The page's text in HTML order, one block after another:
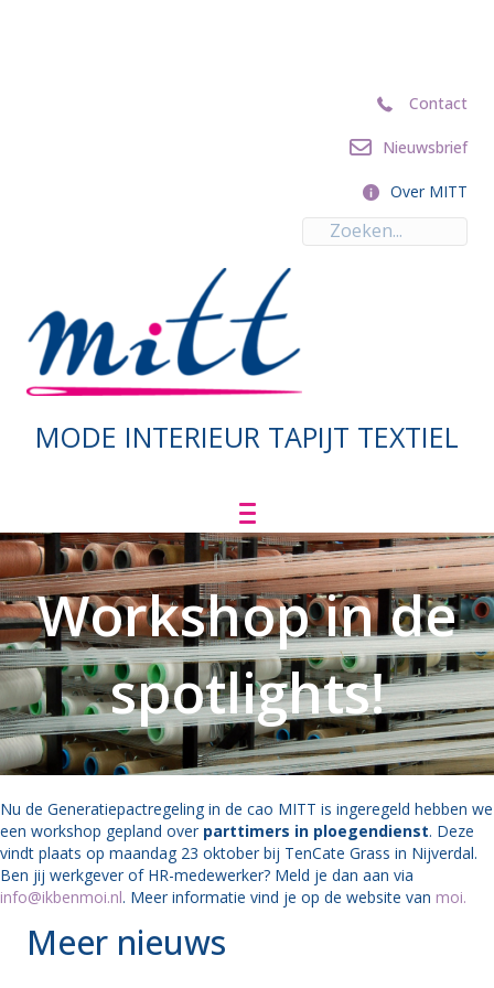
ContactContact
Nieuwsbrief
Nieuwsbrief
Over MITT
Over MITT
MODE INTERIEUR TAPIJT TEXTIEL
Workshop in de
spotlights!
Nu de Generatiepactregeling in de cao MITT is ingeregeld hebben we
een workshop gepland over parttimers in ploegendienst. Deze
vindt plaats op maandag 23 oktober bij TenCate Grass in Nijverdal.
Ben jij werkgever of HR-medewerker? Meld je dan aan via
info@ikbenmoi.nl. Meer informatie vind je op de website van moi.
Meer nieuws